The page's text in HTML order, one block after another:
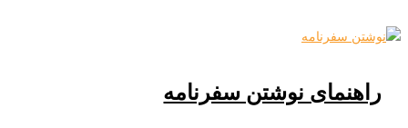
نوشتن سفرنامه